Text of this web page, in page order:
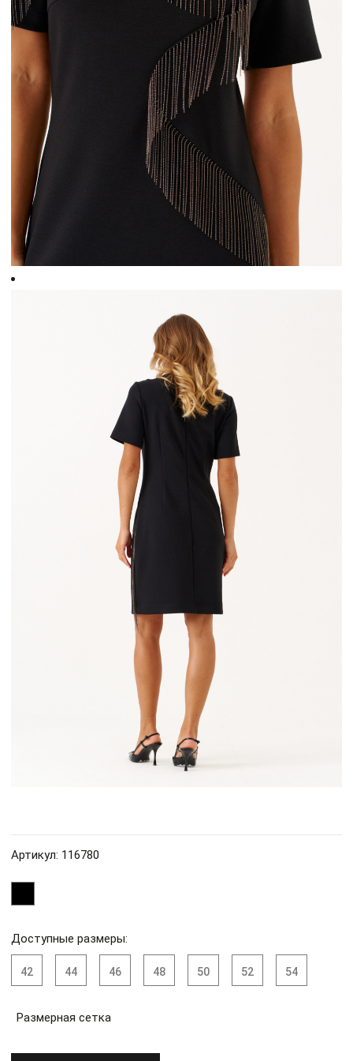
Артикул: 116780
Доступные размеры:
42 44 46 48 50 52 54
Размерная сетка